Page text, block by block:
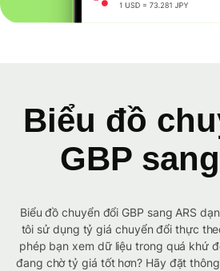
Biểu đồ
GBP
Biểu đồ chuyển đổi GBP sang ARS
tôi sử dụng tỷ giá chuyển đổi thực
phép bạn xem dữ liệu trong quá khứ
đang chờ tỷ giá tốt hơn? Hãy đặt